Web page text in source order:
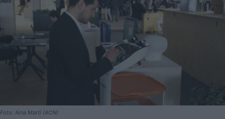
Foto: Aina Martí (ACN)